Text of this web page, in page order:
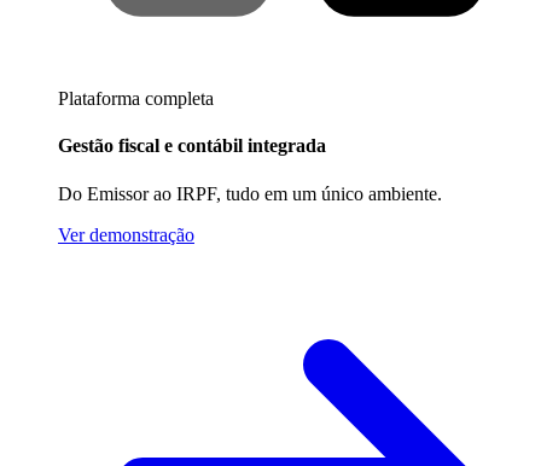
Plataforma completa
Gestão fiscal e contábil integrada
Do Emissor ao IRPF, tudo em um único ambiente.
Ver demonstração